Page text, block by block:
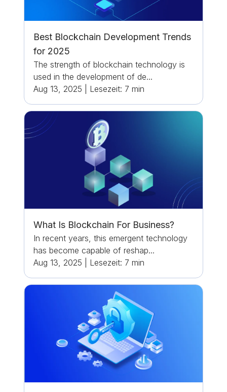
Best Blockchain Development Trends
for 2025
The strength of blockchain technology is
used in the development of de...
Aug 13, 2025
Lesezeit: 7 min
What Is Blockchain For Business?
In recent years, this emergent technology
has become capable of reshap...
Aug 13, 2025
Lesezeit: 7 min